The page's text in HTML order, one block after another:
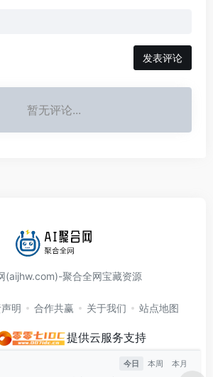
发表评论
暂无评论...
(aijhw.com)-聚合全网宝藏资源
明 合作共赢 关于我们 站点地图
提供云服务支持
今日 本周
本月